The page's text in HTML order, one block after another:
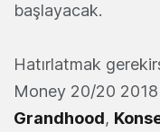
başlayacak.
Hatırlatmak
Money 20/20 2018
Grandhood,